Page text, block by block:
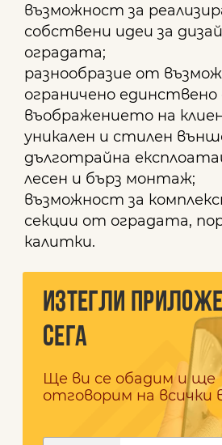
възможност за
собствени идеи за
оградата;
разнообразие от
ограничено
въображението на
уникален и стилен
дълготрайна
лесен и бърз монтаж;
възможност за
секции от оградата,
калитки.
ИЗТЕГЛИ
СЕГА
Ще ви се обадим и ще
отговорим на всички